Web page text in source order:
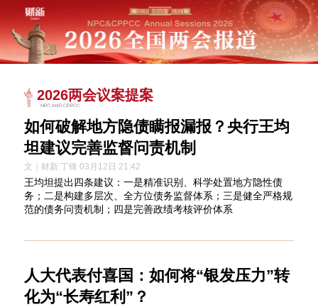
2026两会议案提案
如何破解地方隐债瞒报漏报？央行王均
坦建议完善监督问责机制
文｜财新 丁锋 03月12日 21:42
王均坦提出四条建议：一是精准识别、科学处置地方隐性债
务；二是构建多层次、全方位债务监督体系；三是健全严格规
范的债务问责机制；四是完善政绩考核评价体系
人大代表付喜国：如何将“银发压力”转
化为“长寿红利”？